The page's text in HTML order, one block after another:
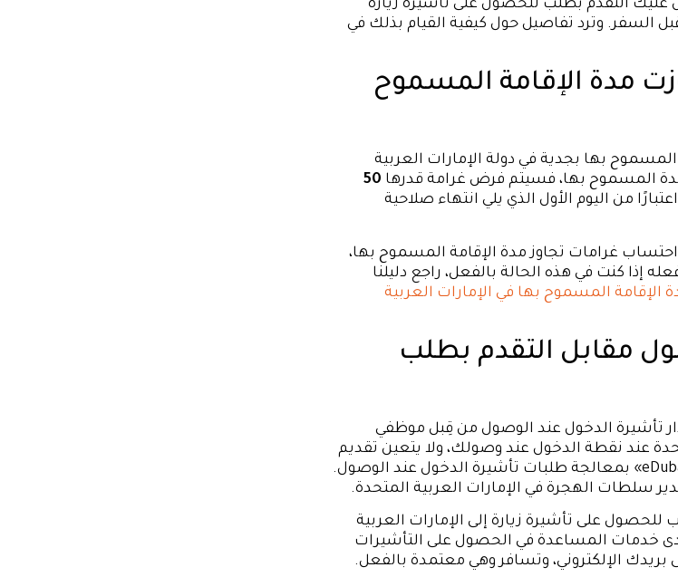
عليك التقدم بطلب للحصول على تأشيرة زيارة
قبل السفر. وترد تفاصيل حول كيفية القيام بذلك في
مدة الإقامة المسموح
بها بجدية في دولة الإمارات العربية
المسموح بها، فسيتم فرض غرامة قدرها 50
من اليوم الأول الذي يلي انتهاء صلاحية
غرامات تجاوز مدة الإقامة المسموح بها،
إذا كنت في هذه الحالة بالفعل، راجع دليلنا
الإقامة المسموح بها في الإمارات العربية
مقابل التقدم بطلب
تأشيرة الدخول عند الوصول من قِبل موظفي
عند نقطة الدخول عند وصولك، ولا يتعين تقديم
أي طلب مسبق، ولا تقوم «eDubai Visa» بمعالجة طلبات تأشيرة الدخول عند الوصول.
سلطات الهجرة في الإمارات العربية المتحدة.
على تأشيرة زيارة إلى الإمارات العربية
خدمات المساعدة في الحصول على التأشيرات
بريدك الإلكتروني، وتسافر وهي معتمدة بالفعل.